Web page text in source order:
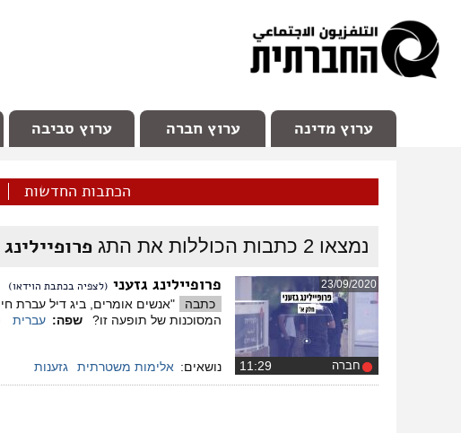
ערוץ מדינה ערוץ חברה ערוץ סביבה
הכתבות החדשות
נמצאו 2 כתבות הכוללות את התג פרופיילינג
23/09/2020
חברה
פרופיילינג גזעני (לצפיה בכתבת הוידאו)
כתבה
"אנשים אומרים, ביג דיל עברת
המסוכנות של תופעה זו?
שפה: עברית
נושאים: אלימות משטרתית גזענות